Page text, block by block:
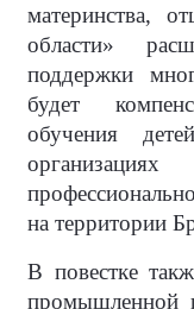
материнства,
области»
поддержки
будет
обучения
на территории
В повестке
промышленной